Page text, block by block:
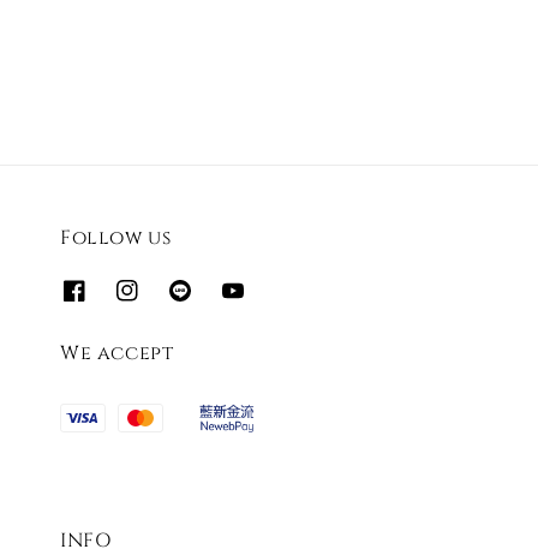
Follow us
We accept
INFO